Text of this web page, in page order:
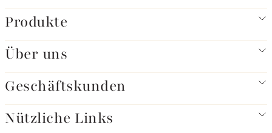
Produkte
Über uns
Geschäftskunden
Nützliche Links